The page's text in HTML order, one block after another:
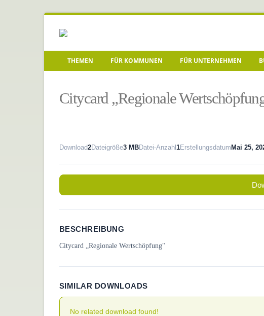
THEMEN FÜR KOMMUNEN FÜR UNTERNEHMEN
Citycard „Regionale
Download2Dateigröße3 MBDatei-Anzahl 1Erstellungsdatum Mai 25,
BESCHREIBUNG
Citycard „Regionale Wertschöpfung"
SIMILAR DOWNLOADS
No related download found!